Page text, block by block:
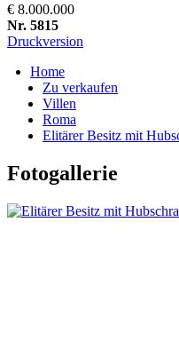
€ 8.000.000
Nr. 5815
Druckversion
Home
Zu verkaufen
Villen
Roma
Elitärer Besitz mit
Fotogallerie